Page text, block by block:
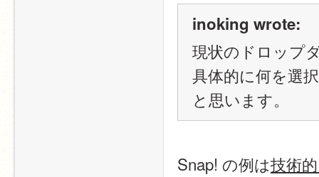
inoking wrote:
現状のドロップ
具体的に何を選
と思います。
Snap! の例は技術